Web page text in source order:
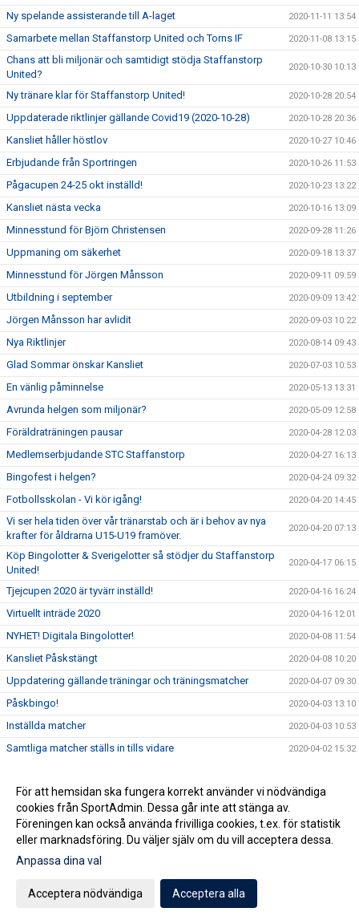
Ny spelande assisterande till A-laget 2020-11-11 13:54
Samarbete mellan Staffanstorp United och Torns IF 2020-11-08 13:15
Chans att bli miljonär och samtidigt stödja Staffanstorp
United?
2020-10-30 10:13
Ny tränare klar för Staffanstorp United! 2020-10-28 20:54
Uppdaterade riktlinjer gällande Covid19 (2020-10-28) 2020-10-28 20:36
Kansliet håller höstlov 2020-10-27 10:46
Erbjudande från Sportringen 2020-10-26 11:53
Pågacupen 24-25 okt inställd! 2020-10-23 13:22
Kansliet nästa vecka 2020-10-16 13:09
Minnesstund för Björn Christensen 2020-09-28 11:26
Uppmaning om säkerhet 2020-09-18 13:37
Minnesstund för Jörgen Månsson 2020-09-11 09:59
Utbildning i september 2020-09-09 13:42
Jörgen Månsson har avlidit 2020-09-03 10:22
Nya Riktlinjer 2020-08-14 09:43
Glad Sommar önskar Kansliet 2020-07-03 10:53
En vänlig påminnelse 2020-05-13 13:31
Avrunda helgen som miljonär? 2020-05-09 12:58
Föräldraträningen pausar 2020-04-28 12:03
Medlemserbjudande STC Staffanstorp 2020-04-27 16:13
Bingofest i helgen? 2020-04-24 09:32
Fotbollsskolan - Vi kör igång! 2020-04-20 14:45
Vi ser hela tiden över vår tränarstab och är i behov av nya
krafter för åldrarna U15-U19 framöver.
2020-04-20 07:13
Köp Bingolotter & Sverigelotter så stödjer du Staffanstorp
United!
2020-04-17 06:15
Tjejcupen 2020 är tyvärr inställd! 2020-04-16 16:24
Virtuellt inträde 2020 2020-04-16 12:01
NYHET! Digitala Bingolotter! 2020-04-08 11:54
Kansliet Påskstängt 2020-04-08 10:20
Uppdatering gällande träningar och träningsmatcher 2020-04-07 09:30
Påskbingo! 2020-04-03 13:10
Inställda matcher 2020-04-03 10:53
Samtliga matcher ställs in tills vidare 2020-04-02 15:32
hänsyn till covid19
Staffansvallen stängs ner tills vidare!
Nu anlitar vi en konsult för att optimera verksamheten 2020-03-06 07:01
Puma kommer till Vallen
För att hemsidan ska fungera korrekt använder vi nödvändiga
cookies från SportAdmin. Dessa går inte att stänga av.
Föreningen kan också använda frivilliga cookies, t.ex. för statistik
eller marknadsföring. Du väljer själv om du vill acceptera dessa.
Anpassa dina val
Acceptera nödvändiga Acceptera alla